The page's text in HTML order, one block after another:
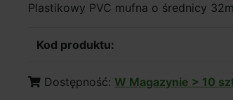
Plastikowy PVC mufna o średnicy
Kod produktu:
Dostępność: W Magazynie > 10